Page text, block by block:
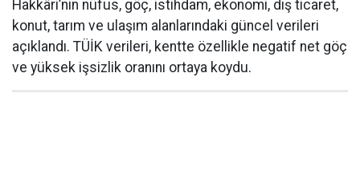
Hakkâri’nin nüfus, göç, istihdam, ekonomi, dış ticaret,
konut, tarım ve ulaşım alanlarındaki güncel verileri
açıklandı. TÜİK verileri, kentte özellikle negatif net göç
ve yüksek işsizlik oranını ortaya koydu.